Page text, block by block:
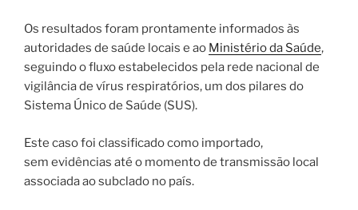
Os resultados foram prontamente informados às
autoridades de saúde locais e ao Ministério da Saúde,
seguindo o fluxo estabelecidos pela rede nacional de
vigilância de vírus respiratórios, um dos pilares do
Sistema Único de Saúde (SUS).
Este caso foi classificado como importado,
sem evidências até o momento de transmissão local
associada ao subclado no país.